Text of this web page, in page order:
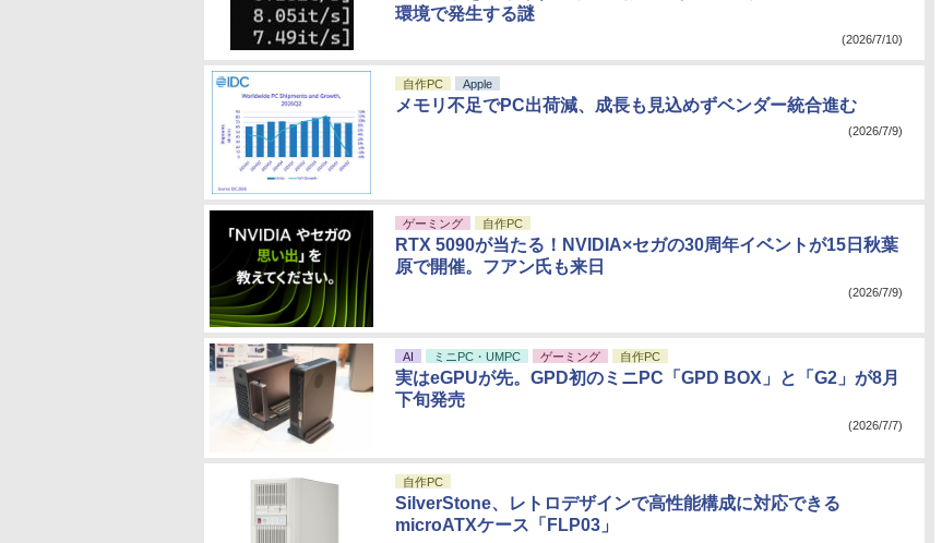
環境で発生する謎
(2026/7/10)
自作PC Apple
メモリ不足でPC出荷減、成長も見込めずベンダー統合進む
(2026/7/9)
ゲーミング 自作PC
RTX 5090が当たる！NVIDIA×セガの30周年イベントが15日秋葉
原で開催。フアン氏も来日
(2026/7/9)
AI ミニPC・UMPC ゲーミング 自作PC
実はeGPUが先。GPD初のミニPC「GPD BOX」と「G2」が8月
下旬発売
(2026/7/7)
自作PC
SilverStone、レトロデザインで高性能構成に対応できる
microATXケース「FLP03」